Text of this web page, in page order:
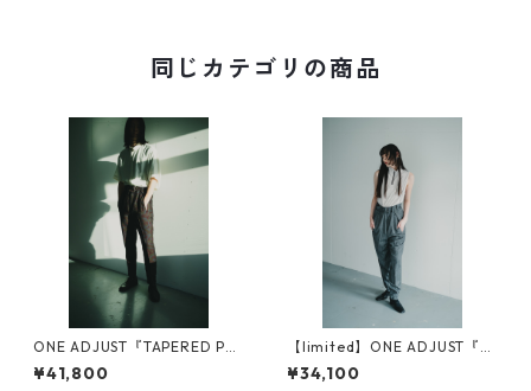
同じカテゴリの商品
ONE ADJUST『TAPERED PA
NTS』
¥41,800
【limited】ONE ADJUST『T
APERED PANTS』
¥34,100